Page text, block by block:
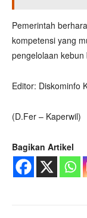
Pemerintah
kompetensi yang
pengelolaan
Editor: Diskominfo
(D.Fer – Kaperwil)
Bagikan Artikel